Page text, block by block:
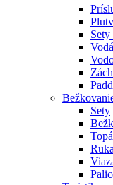
Sety